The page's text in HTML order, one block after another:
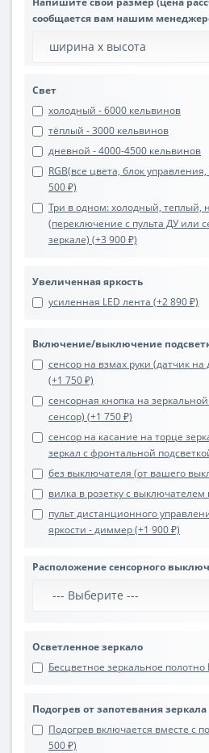
сообщается вам нашим
Свет
холодный - 6000 кельвинов
тёплый - 3000 кельвинов
дневной - 4000-4500 кельвинов
RGB(все цвета, блок
500 ₽)
Три в одном: холодный, теплый,
(переключение с пульта ДУ или
зеркале) (+3 900 ₽)
Увеличенная яркость
усиленная LED лента (+2 890 ₽)
Включение/выключение
сенсор на взмах руки (датчик
(+1 750 ₽)
сенсорная кнопка на
сенсор) (+1 750 ₽)
сенсор на касание на торце
зеркал с фронтальной
без выключателя (от вашего
вилка в розетку с выключателем
пульт дистанционного
яркости - диммер (+1 900 ₽)
Расположение сенсорного
Осветленное зеркало
Бесцветное зеркальное полотно
Подогрев от запотевания зеркала
Подогрев включается вместе с
500 ₽)